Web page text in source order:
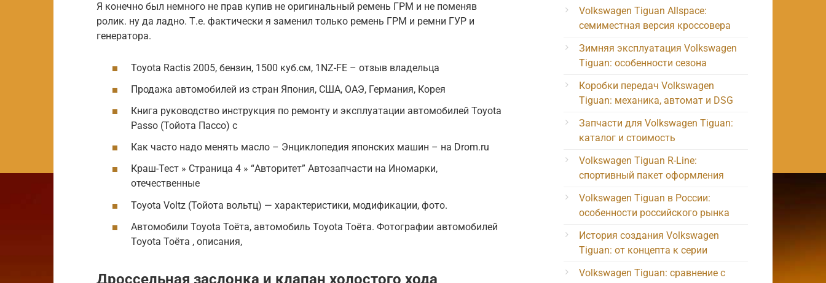
Я конечно был немного не прав купив не оригинальный ремень ГРМ и не поменяв
ролик. ну да ладно. Т.е. фактически я заменил только ремень ГРМ и ремни ГУР и
генератора.
Toyota Ractis 2005, бензин, 1500 куб.см, 1NZ-FE – отзыв владельца
Продажа автомобилей из стран Япония, США, ОАЭ, Германия, Корея
Книга руководство инструкция по ремонту и эксплуатации автомобилей Toyota
Passo (Тойота Пассо) с
Как часто надо менять масло – Энциклопедия японских машин – на Drom.ru
Краш-Тест » Страница 4 » “Авторитет” Автозапчасти на Иномарки,
отечественные
Toyota Voltz (Тойота вольтц) — характеристики, модификации, фото.
Автомобили Toyota Тоёта, автомобиль Toyota Тоёта. Фотографии автомобилей
Toyota Тоёта , описания,
Дроссельная заслонка и клапан холостого хода
Volkswagen Tiguan Allspace:
семиместная версия кроссовера
Зимняя эксплуатация Volkswagen
Tiguan: особенности сезона
Коробки передач Volkswagen
Tiguan: механика, автомат и DSG
Запчасти для Volkswagen Tiguan:
каталог и стоимость
Volkswagen Tiguan R-Line:
спортивный пакет оформления
Volkswagen Tiguan в России:
особенности российского рынка
История создания Volkswagen
Tiguan: от концепта к серии
Volkswagen Tiguan: сравнение с